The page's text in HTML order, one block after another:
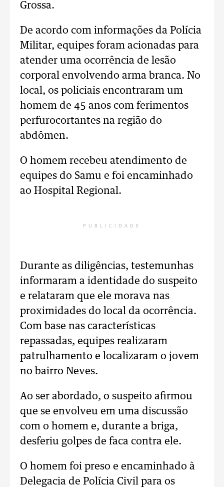
Grossa.
De acordo com informações da Polícia
Militar, equipes foram acionadas para
atender uma ocorrência de lesão
corporal envolvendo arma branca. No
local, os policiais encontraram um
homem de 45 anos com ferimentos
perfurocortantes na região do
abdômen.
O homem recebeu atendimento de
equipes do Samu e foi encaminhado
ao Hospital Regional.
PUBLICIDADE
Durante as diligências, testemunhas
informaram a identidade do suspeito
e relataram que ele morava nas
proximidades do local da ocorrência.
Com base nas características
repassadas, equipes realizaram
patrulhamento e localizaram o jovem
no bairro Neves.
Ao ser abordado, o suspeito afirmou
que se envolveu em uma discussão
com o homem e, durante a briga,
desferiu golpes de faca contra ele.
O homem foi preso e encaminhado à
Delegacia de Polícia Civil para os